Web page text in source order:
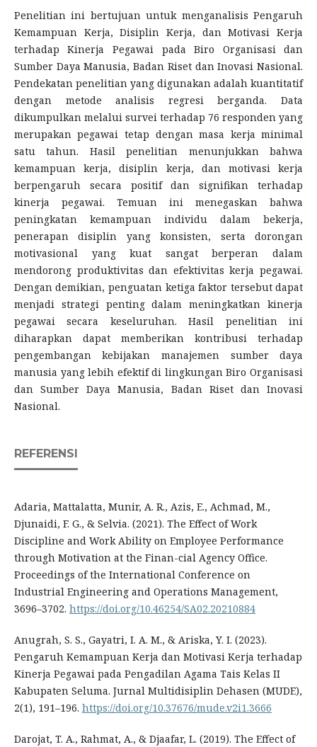
Penelitian ini bertujuan untuk menganalisis Pengaruh
Kemampuan Kerja, Disiplin Kerja, dan Motivasi Kerja
terhadap Kinerja Pegawai pada Biro Organisasi dan
Sumber Daya Manusia, Badan Riset dan Inovasi Nasional.
Pendekatan penelitian yang digunakan adalah kuantitatif
dengan metode analisis regresi berganda. Data
dikumpulkan melalui survei terhadap 76 responden yang
merupakan pegawai tetap dengan masa kerja minimal
satu tahun. Hasil penelitian menunjukkan bahwa
kemampuan kerja, disiplin kerja, dan motivasi kerja
berpengaruh secara positif dan signifikan terhadap
kinerja pegawai. Temuan ini menegaskan bahwa
peningkatan kemampuan individu dalam bekerja,
penerapan disiplin yang konsisten, serta dorongan
motivasional yang kuat sangat berperan dalam
mendorong produktivitas dan efektivitas kerja pegawai.
Dengan demikian, penguatan ketiga faktor tersebut dapat
menjadi strategi penting dalam meningkatkan kinerja
pegawai secara keseluruhan. Hasil penelitian ini
diharapkan dapat memberikan kontribusi terhadap
pengembangan kebijakan manajemen sumber daya
manusia yang lebih efektif di lingkungan Biro Organisasi
dan Sumber Daya Manusia, Badan Riset dan Inovasi
Nasional.
REFERENSI
Adaria, Mattalatta, Munir, A. R., Azis, E., Achmad, M.,
Djunaidi, F. G., & Selvia. (2021). The Effect of Work
Discipline and Work Ability on Employee Performance
through Motivation at the Finan-cial Agency Office.
Proceedings of the International Conference on
Industrial Engineering and Operations Management,
3696–3702. https://doi.org/10.46254/SA02.20210884
Anugrah, S. S., Gayatri, I. A. M., & Ariska, Y. I. (2023).
Pengaruh Kemampuan Kerja dan Motivasi Kerja terhadap
Kinerja Pegawai pada Pengadilan Agama Tais Kelas II
Kabupaten Seluma. Jurnal Multidisiplin Dehasen (MUDE),
2(1), 191–196. https://doi.org/10.37676/mude.v2i1.3666
Darojat, T. A., Rahmat, A., & Djaafar, L. (2019). The Effect of